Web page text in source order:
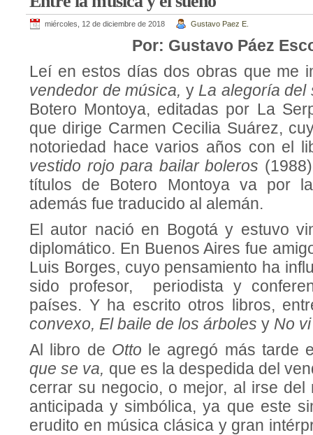
miércoles, 12 de diciembre de 2018 Gustavo Paez E.
Por: Gustavo Páez
Leí en estos días dos obras que me
vendedor de música, yLa alegoría
Botero Montoya, editadas por La
que dirige Carmen Cecilia Suárez,
notoriedad hace varios años con el
vestido rojo para bailar boleros
títulos de Botero Montoya va por
además fue traducido al alemán.
El autor nació en Bogotá y estuvo
diplomático. En Buenos Aires fue
Luis Borges, cuyo pensamiento ha
sido profesor, periodista y
países. Y ha escrito otros libros,
convexo, El baile de los árboles y No
Al libro de Otto
le agregó más tarde
que se va, que es la despedida del
cerrar su negocio, o mejor, al irse del
anticipada y simbólica, ya que este
erudito en música clásica y gran